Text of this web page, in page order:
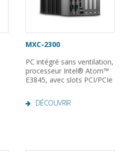
MXC-2300
PC intégré sans ventilation,
processeur Intel® Atom™
E3845, avec slots PCI/PCIe
DÉCOUVRIR